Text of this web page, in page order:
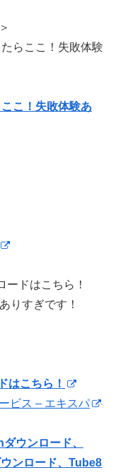
らここ！失敗体験
こ！失敗体験あ
ドはこちら！
りすぎです！
こちら！
ビス – エキスパ
ウンロード、
ンロード、Tube8